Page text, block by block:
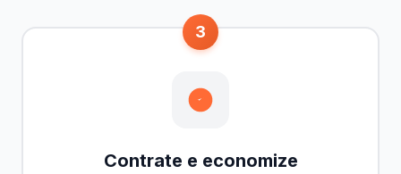
3
Contrate e economize